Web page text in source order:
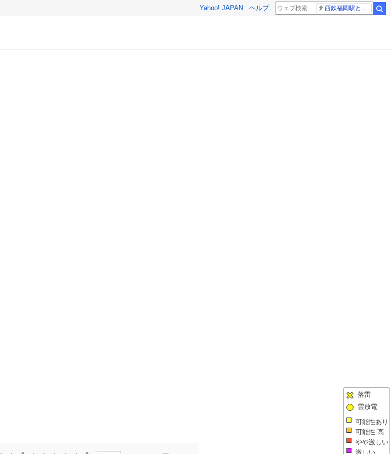
Yahoo! JAPAN ヘルプ 西鉄福岡駅と薬院駅の構内で不適切音声
落雷
雲放電
可能性あり
可能性 高
やや激しい
激しい